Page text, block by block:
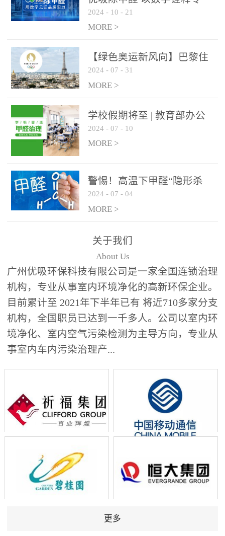
业，尽显除醛品牌实力！
2024 - 10 - 21
MORE >
【绿色奥运新风向】巴黎住
宿风波：优吸环保共建健康
绿色家居
2024 - 07 - 31
MORE >
学校假期将至 | 教育部办公
厅关于加强学校新建校舍室
内空气质量管理通知
2024 - 07 - 10
MORE >
警惕！高温下甲醛“隐形杀
手”来袭，你的家安全吗？
2024 - 07 - 04
MORE >
关于我们
About Us
广州优吸环保科技有限公司是一家全国连锁治理
机构，专业从事室内环境净化的高新环保企业。
目前累计至 2021年下半年已有 将近710多家分支
机构，全国职员已达到一千多人。公司以室内环
境净化、室内空气污染检测为主导方向，专业从
事室内车内污染治理产...
更多